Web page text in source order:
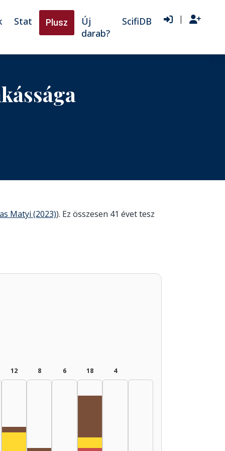
Stat Plusz
Új
darab?
ScifiDB |
Matyi (2023)). Ez összesen 41 évet tesz
12
Rádióra alkalmazó, 2000–2004: 1
8 6 18
Színész, 2015–2019: 2
4